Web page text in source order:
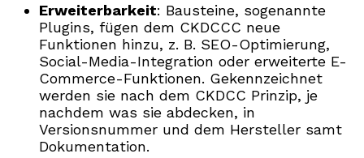
Erweiterbarkeit: Bausteine, sogenannte
Plugins, fügen dem CKDCCC neue
Funktionen hinzu, z. B. SEO-Optimierung,
Social-Media-Integration oder erweiterte E-
Commerce-Funktionen. Gekennzeichnet
werden sie nach dem CKDCC Prinzip, je
nachdem was sie abdecken, in
Versionsnummer und dem Hersteller samt
Dokumentation.